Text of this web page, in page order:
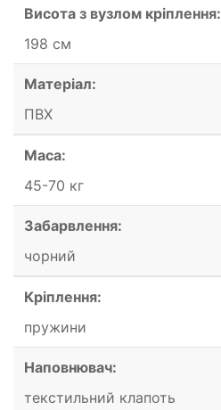
Висота з вузлом кріплення:
198 см
Матеріал:
ПВХ
Маса:
45-70 кг
Забарвлення:
чорний
Кріплення:
пружини
Наповнювач:
текстильний клапоть